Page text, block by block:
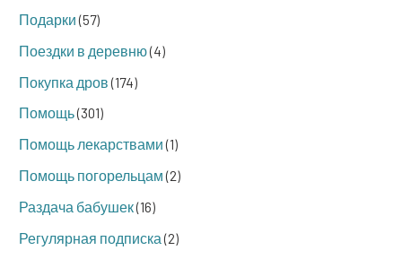
Подарки(57)
Поездки в деревню(4)
Покупка дров(174)
Помощь(301)
Помощь лекарствами(1)
Помощь погорельцам(2)
Раздача бабушек(16)
Регулярная подписка(2)